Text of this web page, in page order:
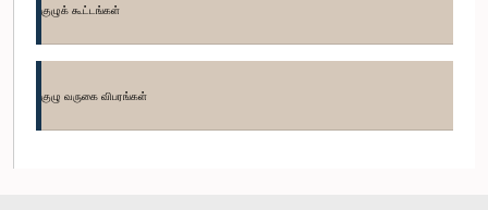
குழுக் கூட்டங்கள்
குழு வருகை விபரங்கள்